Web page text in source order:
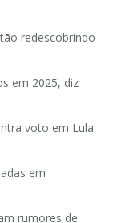
redescobrindo
em 2025, diz
voto em Lula
em
rumores de